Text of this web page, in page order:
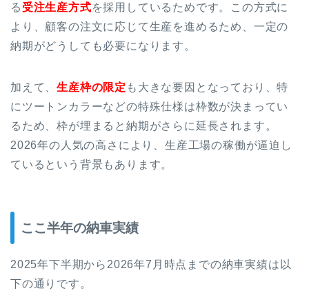
る 受注生産方式を採用しているためです。この方式に
より、顧客の注文に応じて生産を進めるため、一定の
納期がどうしても必要になります。
加えて、生産枠の限定 も大きな要因となっており、特
にツートンカラーなどの特殊仕様は枠数が決まってい
るため、枠が埋まると納期がさらに延長されます。
2026年の人気の高さにより、生産工場の稼働が逼迫し
ているという背景もあります。
ここ半年の納車実績
2025年下半期から2026年7月時点までの納車実績は以
下の通りです。